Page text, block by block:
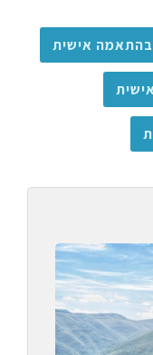
בהתאמה אישית